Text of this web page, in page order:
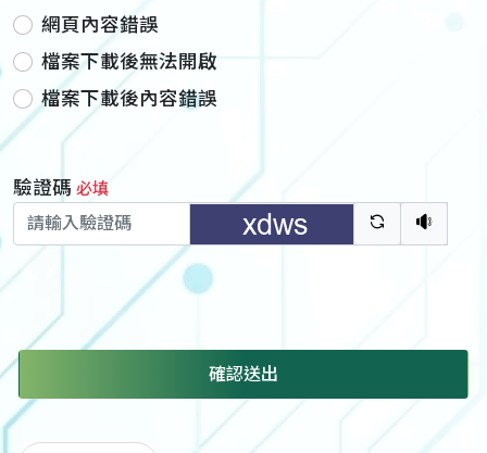
網頁內容錯誤
檔案下載後無法開啟
檔案下載後內容錯誤
驗證碼 必填
驗證碼重新
聽語
確認送出